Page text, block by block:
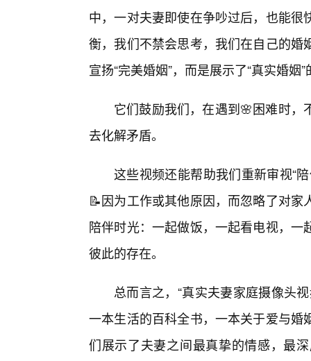
中，一对夫妻即使在争吵过后，也能
衡，我们不禁会思考，我们在自己的
宣扬“完美婚姻”，而是展示了“真实婚
它们鼓励我们，在遇到🌸困难时
去化解矛盾。
这些视频还能帮助我们重新审视“
📝因为工作或其他原因，而忽略了对
陪伴时光：一起做饭，一起看电视，
彼此的存在。
总而言之，“真实夫妻家庭摄像头
一本生活的百科全书，一本关于爱与
们展示了夫妻之间最真挚的情感，最